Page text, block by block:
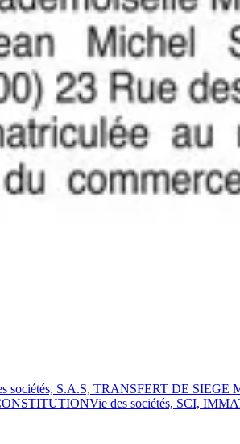
sociétés, S.A.S, TRANSFERT DE SIEGE
Vie des sociétés, SCI,